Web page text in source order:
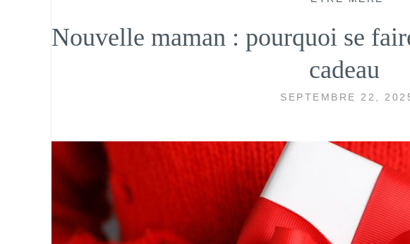
Nouvelle maman : pourquoi se
cadeau
SEPTEMBRE 22,